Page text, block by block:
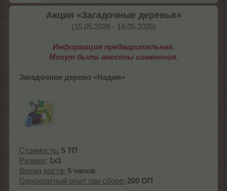
Акция «Загадочные деревья»
(15.05.2026 - 18.05.2026)​
Информация предварительная.
Могут быть внесены изменения.
Загадочное дерево «Надия»
Стоимость: 5 ТП
Размер: 1x1
Время роста: 5 часов
Однократный опыт при сборе: 200 ОП